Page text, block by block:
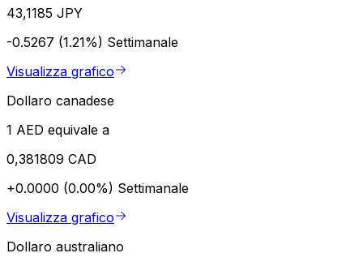
43,1185 JPY
-0.5267 (1.21%) Settimanale
Visualizza grafico
Dollaro canadese
1 AED equivale a
0,381809 CAD
+0.0000 (0.00%) Settimanale
Visualizza grafico
Dollaro australiano